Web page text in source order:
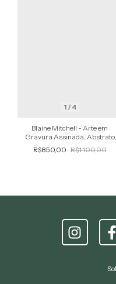
1 /4
Blaine Mitchell - Arte em
Gravura Assinada, Abstrato
Geométrico
R$850,00 R$1.100,00